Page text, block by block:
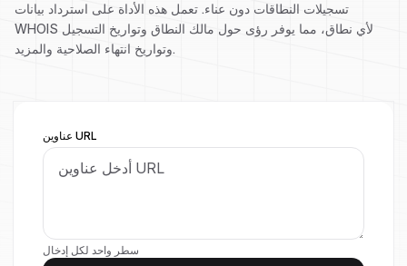
تسجيلات النطاقات دون عناء. تعمل هذه الأداة على استرداد بيانات
WHOIS لأي نطاق، مما يوفر رؤى حول مالك النطاق وتواريخ التسجيل
وتواريخ انتهاء الصلاحية والمزيد.
عناوين URL
سطر واحد لكل إدخال